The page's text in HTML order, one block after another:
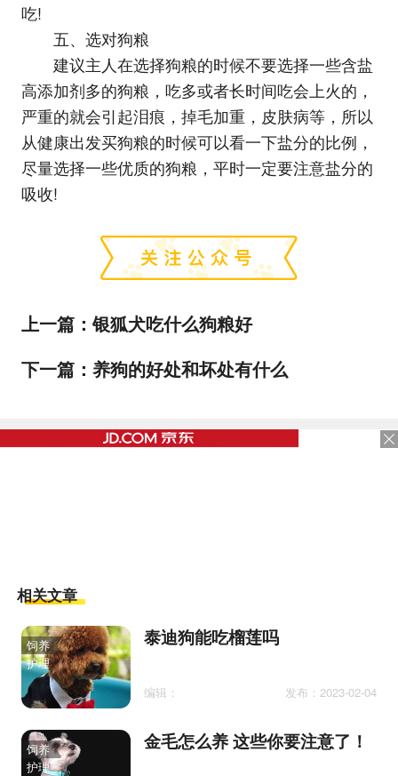
吃!
五、选对狗粮
建议主人在选择狗粮的时候不要选择一些含盐
高添加剂多的狗粮，吃多或者长时间吃会上火的，
严重的就会引起泪痕，掉毛加重，皮肤病等，所以
从健康出发买狗粮的时候可以看一下盐分的比例，
尽量选择一些优质的狗粮，平时一定要注意盐分的
吸收!
上一篇：银狐犬吃什么狗粮好
下一篇： 养狗的好处和坏处有什么
相关文章
饲养
护理
泰迪狗能吃榴莲吗
编辑： 发布：2023-02-04
饲养
护理
金毛怎么养 这些你要注意了！